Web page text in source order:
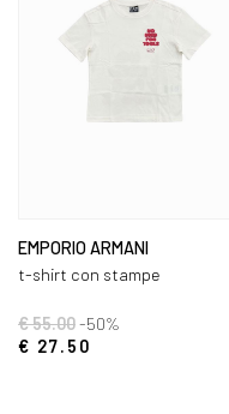
EMPORIO ARMANI
t-shirt con stampe
€ 55.00-50%
€ 27.50